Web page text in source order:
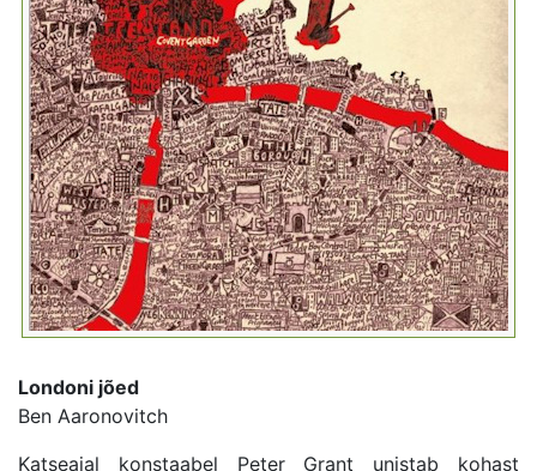
Londoni jõed
Ben Aaronovitch
Katseajal konstaabel Peter Grant unistab kohast